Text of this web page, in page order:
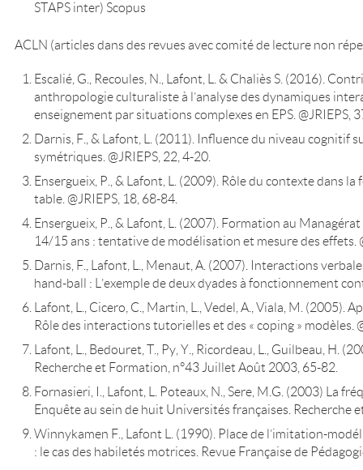
STAPS inter) Scopus
ACLN (articles dans des revues avec comité de lecture non
Escalié, G., Recoules, N., Lafont, L. & Chaliès S. (2016).
anthropologie culturaliste à l’analyse des dynamiques
enseignement par situations complexes en EPS. @JRIEPS,
Darnis, F., & Lafont, L. (2011). Influence du niveau cognitif
symétriques. @JRIEPS, 22, 4-20.
Ensergueix, P., & Lafont, L. (2009). Rôle du contexte dans
table. @JRIEPS, 18, 68-84.
Ensergueix, P., & Lafont, L. (2007). Formation au
14/15 ans : tentative de modélisation et mesure des effets.
Darnis, F., Lafont, L., Menaut, A. (2007). Interactions
hand-ball : L’exemple de deux dyades à fonctionnement
Lafont, L., Cicero, C., Martin, L., Vedel, A., Viala, M. (2005).
Rôle des interactions tutorielles et des « coping » modèles.
Lafont, L., Bedouret, T., Py, Y., Ricordeau, L., Guilbeau, H.
Recherche et Formation, n°43 Juillet Août 2003, 65-82.
Fornasieri, I., Lafont, L. Poteaux, N., Sere, M.G. (2003) La
Enquête au sein de huit Universités françaises. Recherche
Winnykamen F., Lafont L. (1990). Place de l’imitation-
: le cas des habiletés motrices. Revue Française de